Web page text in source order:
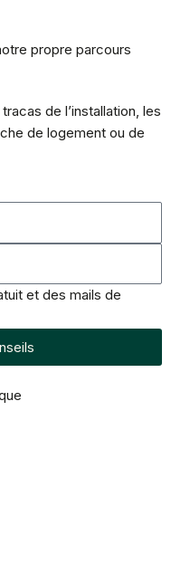
propre parcours
de l’installation, les
de logement ou de
et des mails de